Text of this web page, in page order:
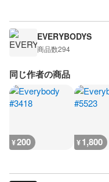
EVERYBODYS
商品数294
同じ作者の商品
¥200 ¥1,800